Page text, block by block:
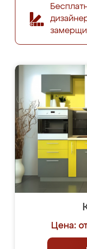
Цена: